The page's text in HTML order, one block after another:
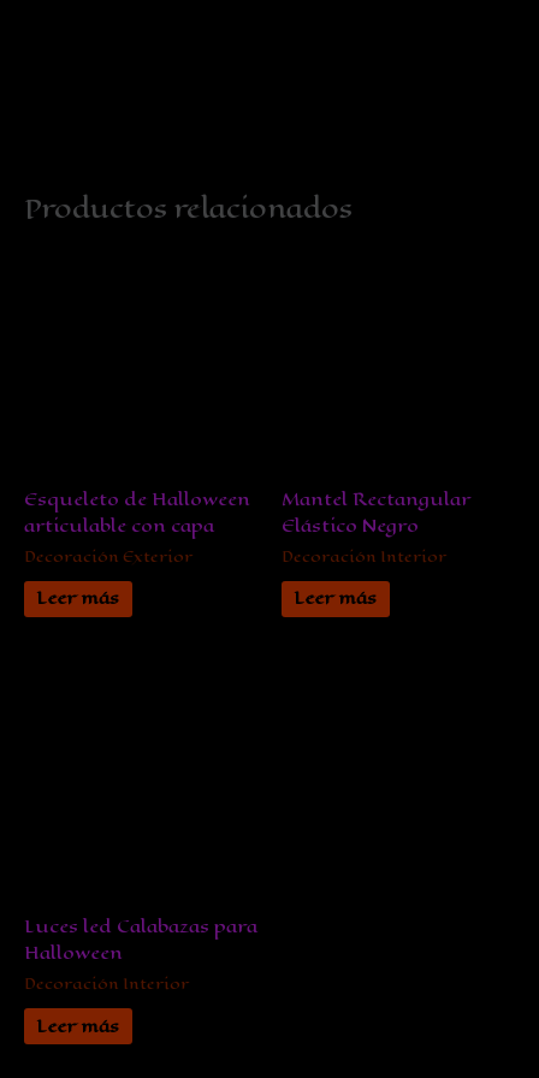
Productos relacionados
Esqueleto de Halloween
articulable con capa
Decoración Exterior
Leer más
Mantel Rectangular
Elástico Negro
Decoración Interior
Leer más
Luces led Calabazas para
Halloween
Decoración Interior
Leer más